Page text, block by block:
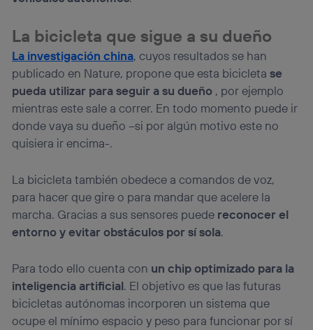
La bicicleta que sigue a su dueño
La investigación china, cuyos resultados se han
publicado en Nature, propone que esta bicicletase
pueda utilizar para seguir a su dueño , por ejemplo
mientras este sale a correr. En todo momento puede ir
donde vaya su dueño –si por algún motivo este no
quisiera ir encima-.
La bicicleta también obedece a comandos de voz,
para hacer que gire o para mandar que acelere la
marcha. Gracias a sus sensores puede reconocer el
entorno y evitar obstáculos por sí sola.
Para todo ello cuenta con un chip optimizado para la
inteligencia artificial. El objetivo es que las futuras
bicicletas autónomas incorporen un sistema que
ocupe el mínimo espacio y peso para funcionar por sí